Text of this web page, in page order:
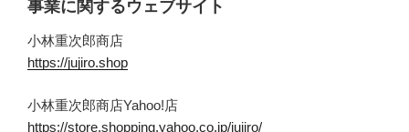
事業に関するウェブサイト
小林重次郎商店
https://jujiro.shop
小林重次郎商店Yahoo!店
https://store.shopping.yahoo.co.jp/jujiro/